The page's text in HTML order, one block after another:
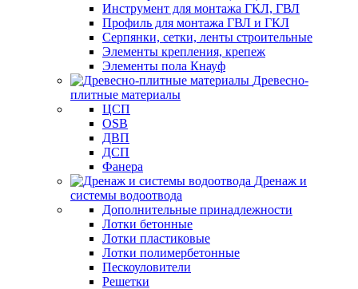
Инструмент для монтажа ГКЛ, ГВЛ
Профиль для монтажа ГВЛ и ГКЛ
Серпянки, сетки, ленты строительные
Элементы крепления, крепеж
Элементы пола Кнауф
Древесно-
плитные материалы
ЦСП
OSB
ДВП
ДСП
Фанера
Дренаж и
системы водоотвода
Дополнительные принадлежности
Лотки бетонные
Лотки пластиковые
Лотки полимербетонные
Пескоуловители
Решетки